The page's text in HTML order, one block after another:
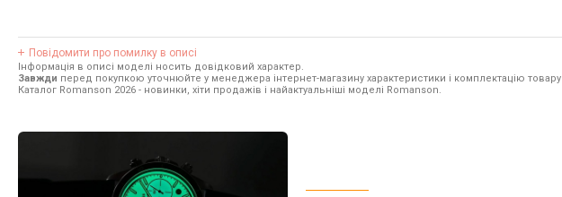
Повідомити про помилку в описі
Інформація в описі моделі носить довідковий характер.
Завжди перед покупкою уточнюйте у менеджера інтернет-магазину характеристики і комплектацію товару
Каталог Romanson 2026 - новинки, хіти продажів і найактуальніші моделі Romanson.